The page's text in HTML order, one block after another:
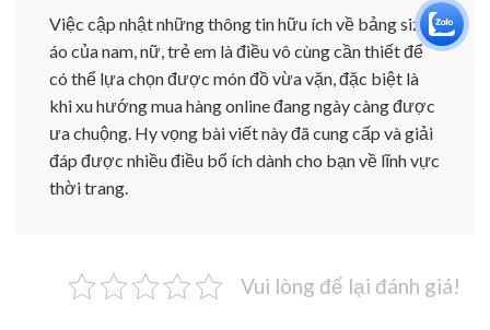
Việc cập nhật những thông tin hữu ích về bảng size
áo của nam, nữ, trẻ em là điều vô cùng cần thiết để
có thể lựa chọn được món đồ vừa vặn, đặc biệt là
khi xu hướng mua hàng online đang ngày càng được
ưa chuộng. Hy vọng bài viết này đã cung cấp và giải
đáp được nhiều điều bổ ích dành cho bạn về lĩnh vực
thời trang.
Vui lòng để lại đánh giá!